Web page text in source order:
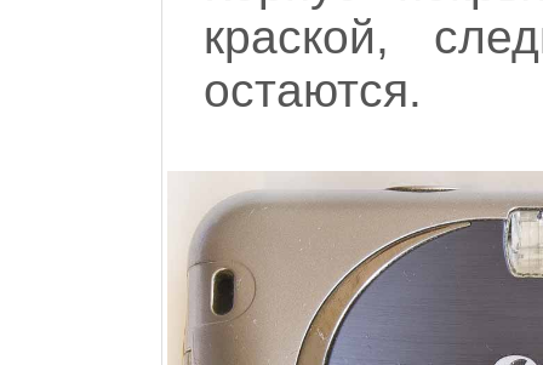
краской,
остаются.